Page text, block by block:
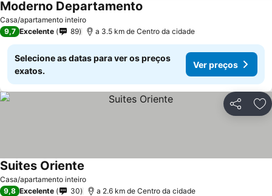
Casa/apartamento inteiro
Moderno Departamento
9,7 Excelente 89 a 3.5 km de Centro da cidade
Selecione as datas para ver os preços
exatos.
Ver preços
Partilhar
Casa/apartamento inteiro
Suites Oriente
9,8 Excelente 30 a 2.6 km de Centro da cidade